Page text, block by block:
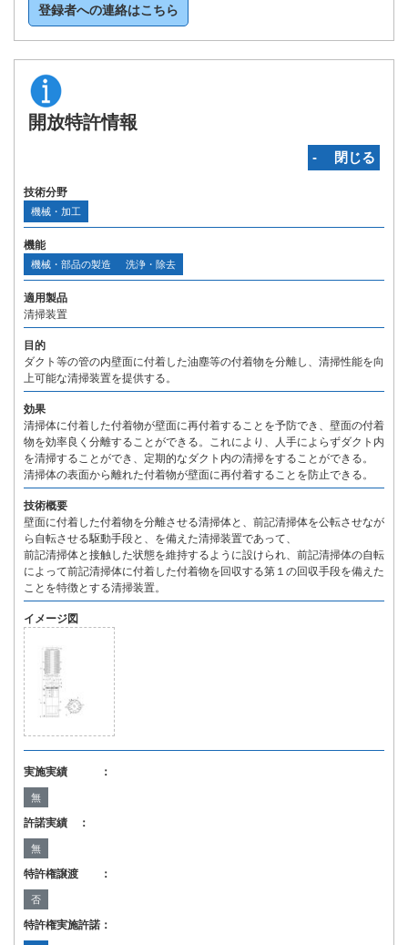
登録者への連絡はこちら
開放特許情報
‐ 閉じる
技術分野
機械・加工
機能
機械・部品の製造 洗浄・除去
適用製品
清掃装置
目的
ダクト等の管の内壁面に付着した油塵等の付着物を分離し、清掃性能を向
上可能な清掃装置を提供する。
効果
清掃体に付着した付着物が壁面に再付着することを予防でき、壁面の付着
物を効率良く分離することができる。これにより、人手によらずダクト内
を清掃することができ、定期的なダクト内の清掃をすることができる。
清掃体の表面から離れた付着物が壁面に再付着することを防止できる。
技術概要
壁面に付着した付着物を分離させる清掃体と、前記清掃体を公転させなが
ら自転させる駆動手段と、を備えた清掃装置であって、
前記清掃体と接触した状態を維持するように設けられ、前記清掃体の自転
によって前記清掃体に付着した付着物を回収する第１の回収手段を備えた
ことを特徴とする清掃装置。
イメージ図
実施実績 ：
無
許諾実績 ：
無
特許権譲渡 ：
否
特許権実施許諾：